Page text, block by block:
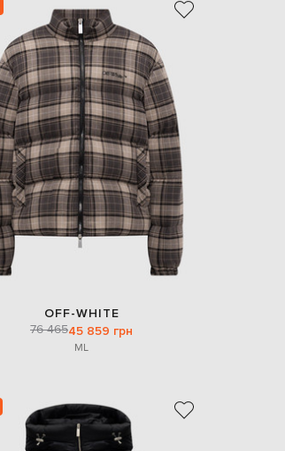
OFF-WHITE
76 46545 859 грн
ML